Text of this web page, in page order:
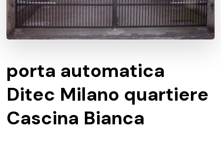
porta automatica
Ditec Milano quartiere
Cascina Bianca